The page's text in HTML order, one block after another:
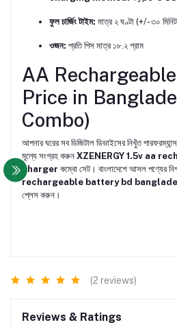
ফুল চার্জিং টাইম: মাত্র ২ ঘণ্টা (+/- ৩০
ওজন: প্রতি পিস মাত্র ১৮.২ গ্রাম
AA
Price in
Combo)
আপনার ঘরের সব ডিজিটাল ডিভাইসের নিখুঁত
মূল্যে সংগ্রহ করুন XZENERGY 1.5v aa
charger কম্বো সেট। বাংলাদেশে আসল পণ্যের
rechargeable battery bd
প্লেস করুন।
(2 reviews)
Reviews & Ratings